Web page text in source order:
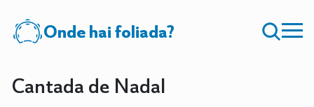
Onde hai foliada?
Cantada de Nadal